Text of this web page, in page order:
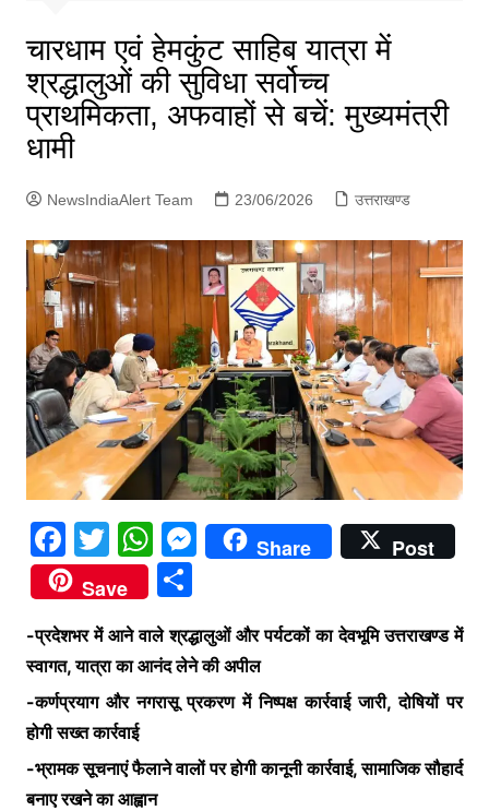
चारधाम एवं हेमकुंट साहिब यात्रा में
श्रद्धालुओं की सुविधा सर्वोच्च
प्राथमिकता, अफवाहों से बचें: मुख्यमंत्री
धामी
NewsIndiaAlert Team 23/06/2026 उत्तराखण्ड
F
a
c
e
b
o
o
k
T
w
itt
er
W
h
at
s
A
p
p
M
e
s
e
n
g
er
Share
Post
Save
S
ar
e
-प्रदेशभर में आने वाले श्रद्धालुओं और पर्यटकों का देवभूमि उत्तराखण्ड में
स्वागत, यात्रा का आनंद लेने की अपील
-कर्णप्रयाग और नगरासू प्रकरण में निष्पक्ष कार्रवाई जारी, दोषियों पर
होगी सख्त कार्रवाई
-भ्रामक सूचनाएं फैलाने वालों पर होगी कानूनी कार्रवाई, सामाजिक सौहार्द
बनाए रखने का आह्वान